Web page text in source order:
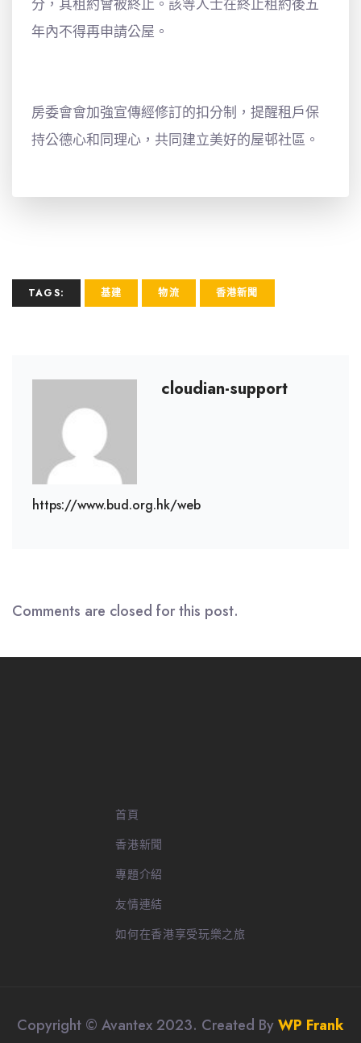
分，其租約會被終止。該等人士在終止租約後五
年內不得再申請公屋。
房委會會加強宣傳經修訂的扣分制，提醒租戶保
持公德心和同理心，共同建立美好的屋邨社區。
TAGS: 基建 物流 香港新聞
cloudian-support
https://www.bud.org.hk/web
Comments are closed for this post.
首頁
香港新聞
專題介紹
友情連結
如何在香港享受玩樂之旅
Copyright © Avantex 2023. Created ByWP Frank